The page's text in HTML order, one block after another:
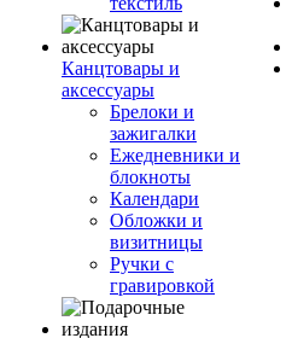
Канцтовары и
аксессуары
Брелоки и
зажигалки
Ежедневники и
блокноты
Календари
Обложки и
визитницы
Ручки с
гравировкой